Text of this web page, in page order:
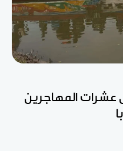
عشرات المهاجرين